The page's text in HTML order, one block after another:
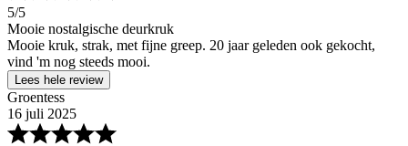
5/5
Mooie nostalgische deurkruk
Mooie kruk, strak, met fijne greep. 20 jaar geleden ook gekocht,
vind 'm nog steeds mooi.
Lees hele review
Groentess
16 juli 2025